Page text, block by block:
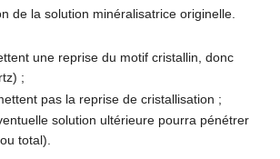
de la solution minéralisatrice originelle.
une reprise du motif cristallin, donc
;
pas la reprise de cristallisation ;
solution ultérieure pourra pénétrer
total).